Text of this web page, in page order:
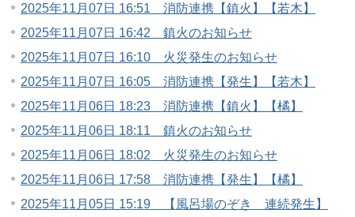
2025年11月07日 16:51 消防連携【鎮火】【若木】
2025年11月07日 16:42 鎮火のお知らせ
2025年11月07日 16:10 火災発生のお知らせ
2025年11月07日 16:05 消防連携【発生】【若木】
2025年11月06日 18:23 消防連携【鎮火】【橘】
2025年11月06日 18:11 鎮火のお知らせ
2025年11月06日 18:02 火災発生のお知らせ
2025年11月06日 17:58 消防連携【発生】【橘】
2025年11月05日 15:19 【風呂場のぞき 連続発生】